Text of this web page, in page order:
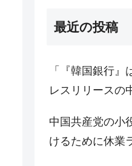
最近の投稿
「『韓国銀行
レスリリースの
中国共産党の小
けるために休業